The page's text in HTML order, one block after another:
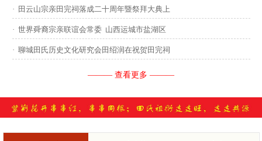
议...
· 田云山宗亲田完祠落成二十周年暨祭拜大典上
· 世界舜裔宗亲联谊会常委 山西运城市盐湖区
· 聊城田氏历史文化研究会田绍润在祝贺田完祠
——— 查看更多 ———